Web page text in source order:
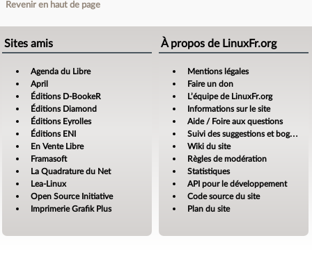
Revenir en haut de page
Sites amis
Agenda du Libre
April
Éditions D-BookeR
Éditions Diamond
Éditions Eyrolles
Éditions ENI
En Vente Libre
Framasoft
La Quadrature du Net
Lea-Linux
Open Source Initiative
Imprimerie Grafik Plus
À propos de LinuxFr.org
Mentions légales
Faire un don
L’équipe de LinuxFr.org
Informations sur le site
Aide / Foire aux questions
Suivi des suggestions et bogues
Wiki du site
Règles de modération
Statistiques
API pour le développement
Code source du site
Plan du site